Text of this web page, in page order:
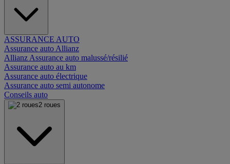
ASSURANCE AUTO
Assurance auto Allianz
Allianz Assurance auto malussé/résilié
Assurance auto au km
Assurance auto électrique
Assurance auto semi autonome
Conseils auto
2 roues